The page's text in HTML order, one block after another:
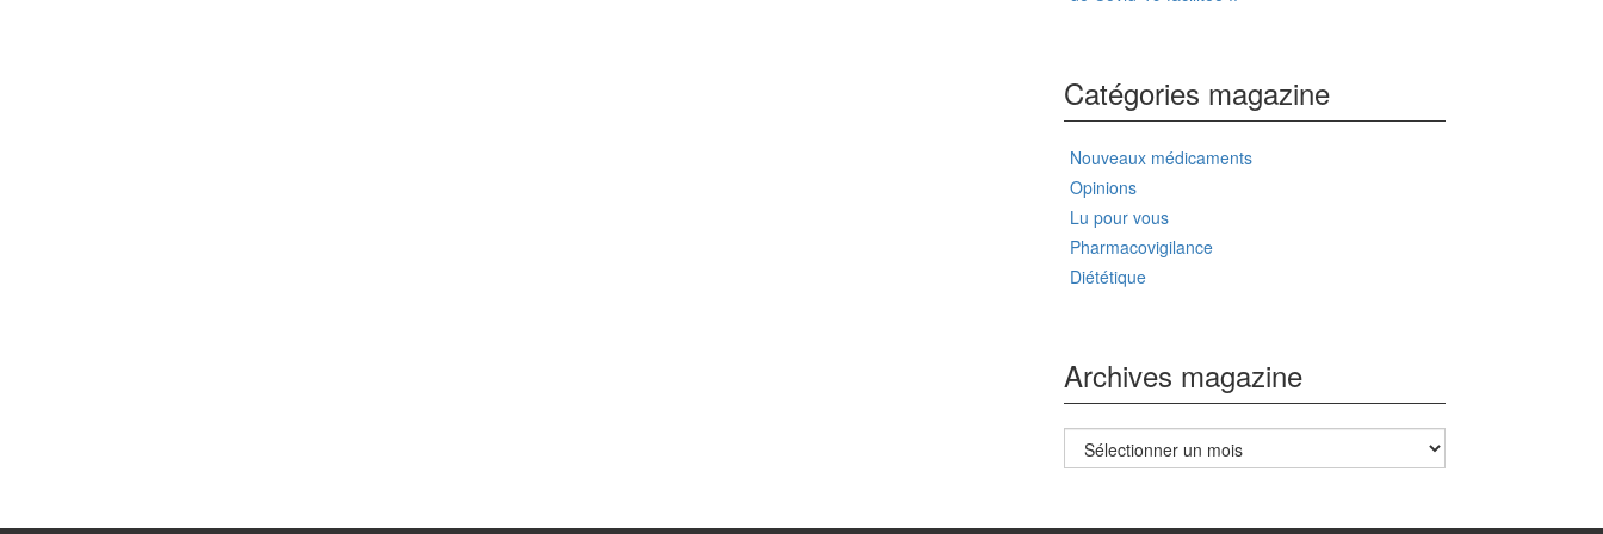
Catégories magazine
Nouveaux médicaments
Opinions
Lu pour vous
Pharmacovigilance
Diététique
Archives magazine
Archives
magazine